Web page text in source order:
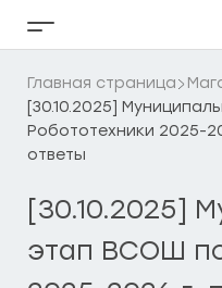
Кнопка
бокового
меню
Главная страница
[30.10.2025]
Робототехники 2025-
ответы
[30.10.2025]
этап ВСОШ